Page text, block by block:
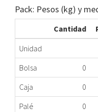
Pack: Pesos (kg) y
Cantidad
Unidad
Bolsa
0
Caja
0
Palé
0